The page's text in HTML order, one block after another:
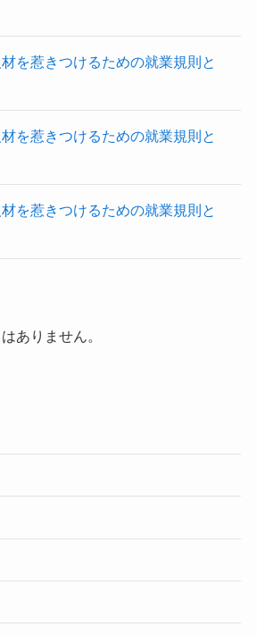
を惹きつけるための就業規則と
を惹きつけるための就業規則と
を惹きつけるための就業規則と
ありません。